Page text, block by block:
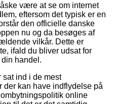
være at se om internet
eftersom det typisk er en
den officielle danske
nu og da besøges af
vilkår. Dette er
ifald du bliver udsat for
handel.
ind i de mest
der kan have indflydelse på
online